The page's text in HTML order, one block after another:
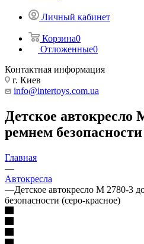
Личный кабинет
Корзина0
Отложенные0
Контактная информация
г. Киев
info@intertoys.com.ua
Детское автокресло
ремнем
Главная
—
Автокресла
—Детское автокресло M 2780-3
безопасности (серо-красное)